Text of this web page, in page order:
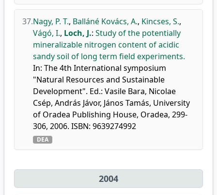
37.Nagy, P. T., Balláné Kovács, A., Kincses, S.,
Vágó, I., Loch, J.: Study of the potentially
mineralizable nitrogen content of acidic
sandy soil of long term field experiments.
In: The 4th International symposium
"Natural Resources and Sustainable
Development". Ed.: Vasile Bara, Nicolae
Csép, András Jávor, János Tamás, University
of Oradea Publishing House, Oradea, 299-
306, 2006. ISBN: 9639274992
DEA
2004